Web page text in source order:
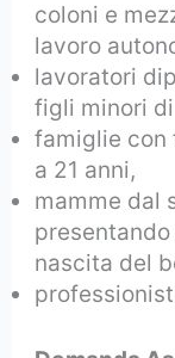
coloni e
lavoro
lavoratori
figli minori
famiglie con
a 21 anni,
mamme dal
nascita del